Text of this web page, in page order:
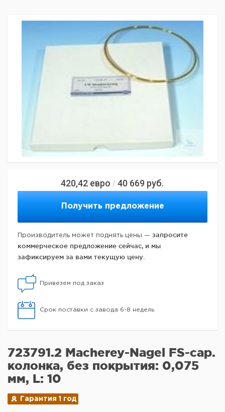
420,42 евро / 40 669 руб.
Получить предложение
Производитель может поднять цены — запросите
коммерческое предложение сейчас, и мы
зафиксируем за вами текущую цену.
Привезем под заказ
Срок поставки с завода 6-8 недель
723791.2 Macherey-Nagel FS-cap.
колонка, без покрытия: 0,075
мм, L: 10
Гарантия 1 год